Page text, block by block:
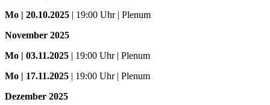
Mo | 20.10.2025 | 19:00 Uhr | Plenum
November 2025
Mo | 03.11.2025 | 19:00 Uhr | Plenum
Mo | 17.11.2025 | 19:00 Uhr | Plenum
Dezember 2025